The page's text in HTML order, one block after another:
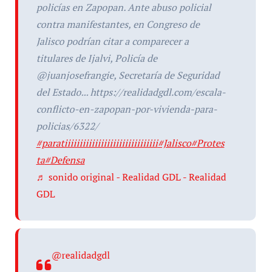
policías en Zapopan. Ante abuso policial
contra manifestantes, en Congreso de
Jalisco podrían citar a comparecer a
titulares de Ijalvi, Policía de
@juanjosefrangie, Secretaría de Seguridad
del Estado... https://realidadgdl.com/escala-
conflicto-en-zapopan-por-vivienda-para-
policias/6322/
#paratiiiiiiiiiiiiiiiiiiiiiiiiiiiiiii#Jalisco#Protes
ta#Defensa
♬ sonido original - Realidad GDL - Realidad
GDL
@realidadgdl